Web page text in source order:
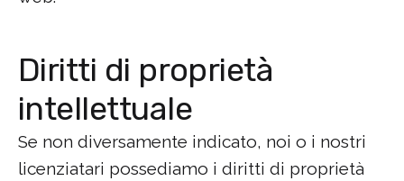
Diritti di proprietà
intellettuale
Se non diversamente indicato, noi o i nostri
licenziatari possediamo i diritti di proprietà